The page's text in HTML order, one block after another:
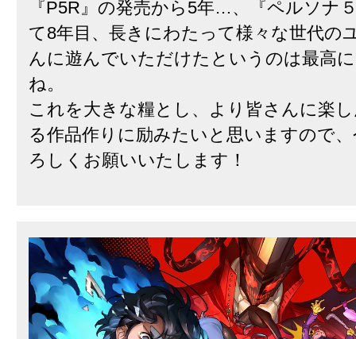
『P5R』の発売から5年…、『ペルソナ
て8年目、長きにわたって様々な世代の
んに遊んでいただけたというのは最高
ね。
これを大きな糧とし、より皆さんに楽
る作品作りに励みたいと思いますので
ろしくお願いいたします！